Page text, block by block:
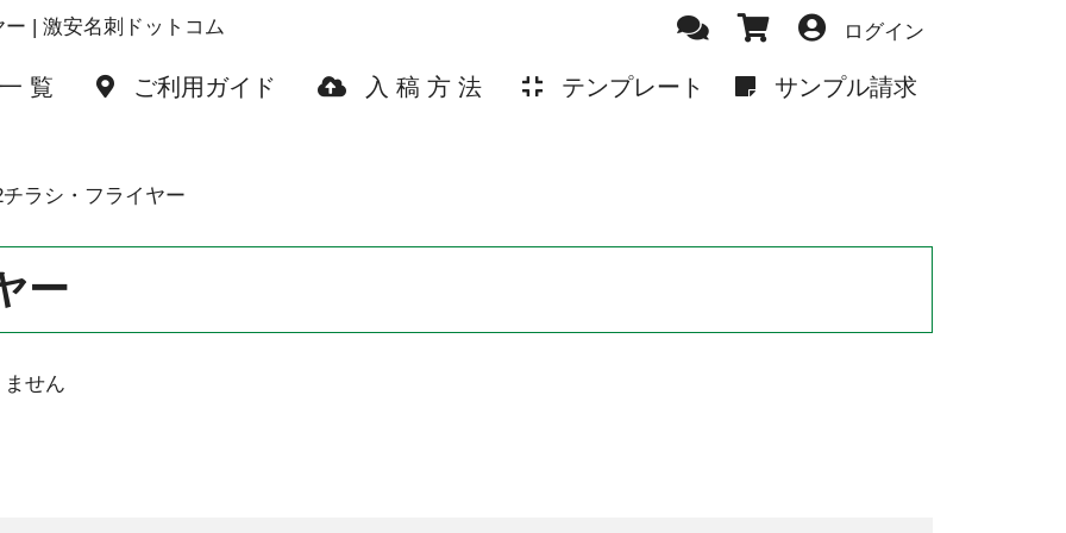
| 激安名刺ドットコム ログイン
覧 ご利用ガイド 入 稿 方 法 テンプレート サンプル請求
チラシ・フライヤー
ー
せん